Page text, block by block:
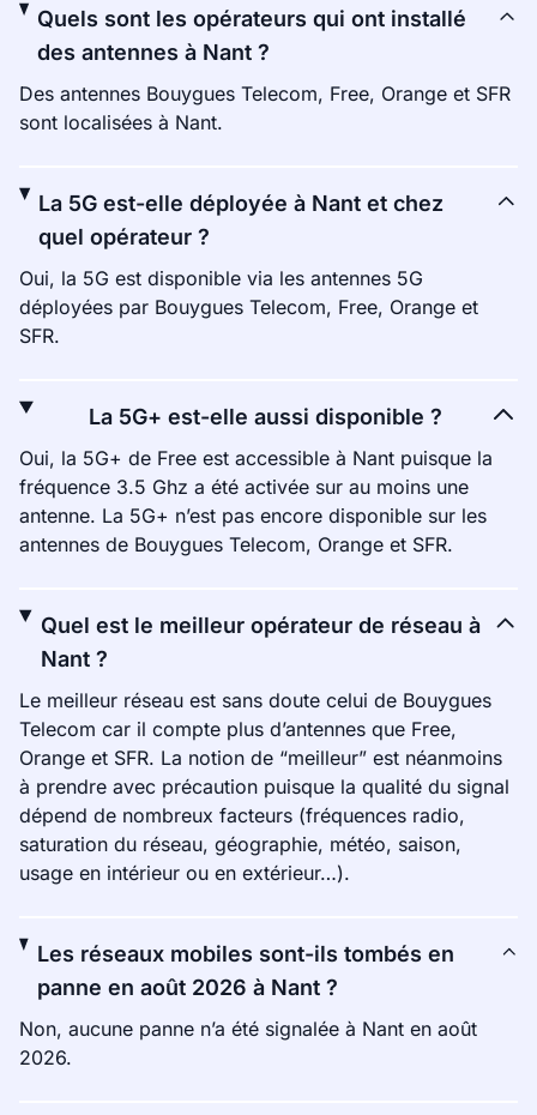
Quels sont les opérateurs qui ont installé
des antennes à Nant ?
Des antennes Bouygues Telecom, Free, Orange et SFR
sont localisées à Nant.
La 5G est-elle déployée à Nant et chez
quel opérateur ?
Oui, la 5G est disponible via les antennes 5G
déployées par Bouygues Telecom, Free, Orange et
SFR.
La 5G+ est-elle aussi disponible ?
Oui, la 5G+ de Free est accessible à Nant puisque la
fréquence 3.5 Ghz a été activée sur au moins une
antenne. La 5G+ n’est pas encore disponible sur les
antennes de Bouygues Telecom, Orange et SFR.
Quel est le meilleur opérateur de réseau à
Nant ?
Le meilleur réseau est sans doute celui de Bouygues
Telecom car il compte plus d’antennes que Free,
Orange et SFR. La notion de “meilleur” est néanmoins
à prendre avec précaution puisque la qualité du signal
dépend de nombreux facteurs (fréquences radio,
saturation du réseau, géographie, météo, saison,
usage en intérieur ou en extérieur…).
Les réseaux mobiles sont-ils tombés en
panne en août 2026 à Nant ?
Non, aucune panne n’a été signalée à Nant en août
2026.